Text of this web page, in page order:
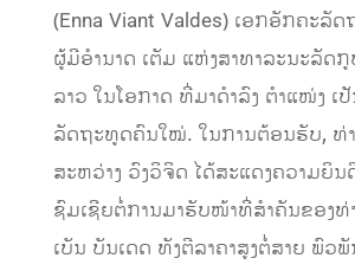
(Enna Viant Valdes) ເອກອັກຄະລັ
ຜູ້ມີອຳນາດ ເຕັມ ແຫ່ງສາທາລະນະລັດ
ລາວ ໃນໂອກາດ ທີ່ມາດຳລົງ ຕຳແໜ່ງ ເ
ລັດຖະທູດຄົນໃໝ່. ໃນການຕ້ອນຮັບ, ທ່
ສະຫວ່າງ ວົງວິຈິດ ໄດ້ສະແດງຄວາມຍິ
ຊົມເຊີຍຕໍ່ການມາຮັບໜ້າທີ່ສຳຄັນຂອງທ່
ເບັນ ບັນເດດ ທັງຕີລາຄາສູງຕໍ່ສາຍ ພົວ